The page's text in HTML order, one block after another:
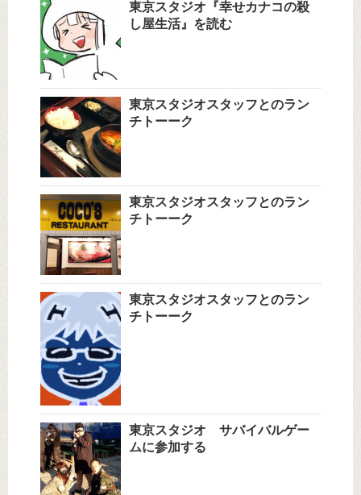
東京スタジオ『幸せカナコの殺
し屋生活』を読む
東京スタジオスタッフとのラン
チトーーク
東京スタジオスタッフとのラン
チトーーク
東京スタジオスタッフとのラン
チトーーク
東京スタジオ サバイバルゲー
ムに参加する